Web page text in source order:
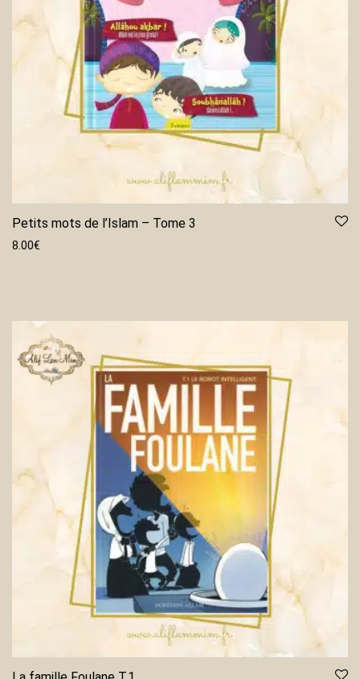
Petits mots de l’Islam – Tome 3
8.00€